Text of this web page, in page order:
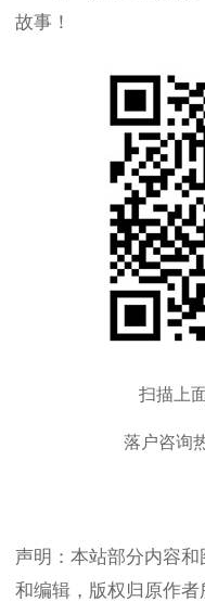
故事！
扫描上
落户咨询
声明：本站部分内容
和编辑，版权归原作